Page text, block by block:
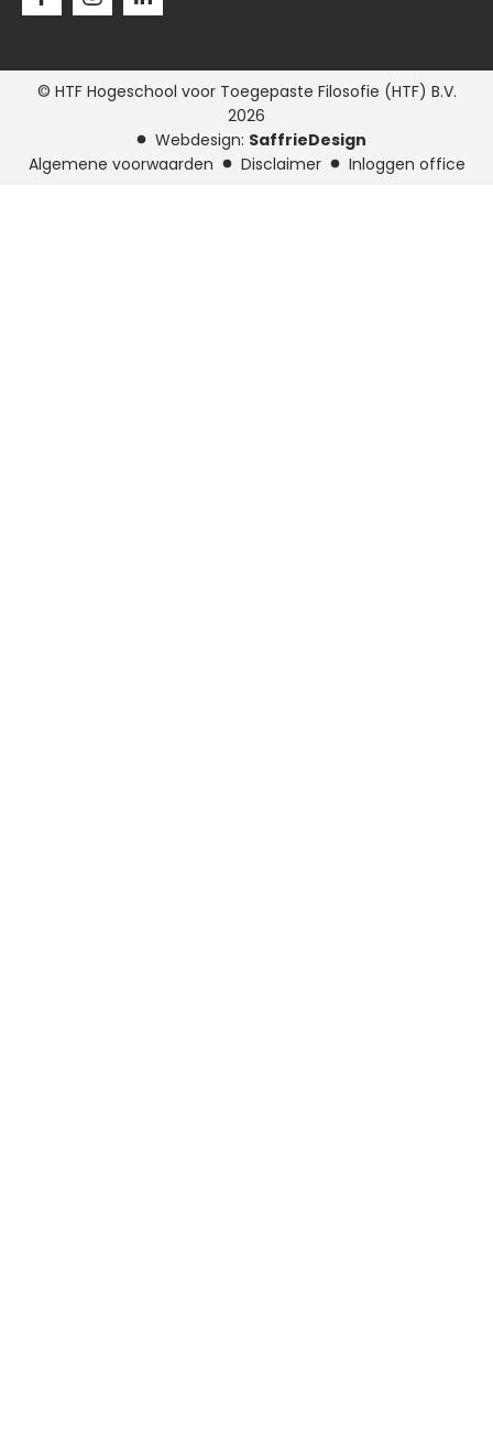
© HTF Hogeschool voor Toegepaste Filosofie (HTF) B.V.
2026
Webdesign: SaffrieDesign
Algemene voorwaarden
Disclaimer Inloggen office